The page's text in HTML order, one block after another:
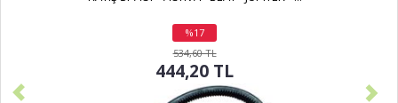
%17
indirim
534,60 TL
444,20 TL